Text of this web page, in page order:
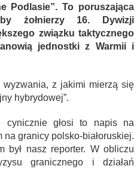
Podlasie”. To poruszająca
żołnierzy 16. Dywizji
związku taktycznego
jednostki z Warmii i
wyzwania, z jakimi mierzą się
hybrydowej”.
cynicznie głosi to napis na
granicy polsko-białoruskiej.
był nasz reporter. W obliczu
granicznego i działań